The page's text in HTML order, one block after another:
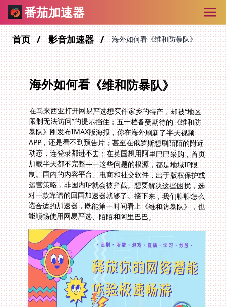
番茄加速器
首页 影音加速器 海外如何看《维和防暴队》
海外如何看《维和防暴队》
在马来西亚打开网易严选想买件家乡的特产，却被“地区
限制无法访问”的提示挡住；五一档备受期待的《维和防
暴队》刚发布IMAX版海报，你在海外刷新了半天视频
APP，还是看不到预告片；甚至在俄罗斯想刷陌陌的附近
动态，连登录都进不去；在英国想用阿里巴巴采购，首页
加载半天都不完整——这些问题的根源，都是地域IP限
制。国内的内容平台、电商和社交软件，出于版权保护或
运营策略，非国内IP就会被拦截。想要解决这些困扰，选
对一款靠谱的回国加速器就够了。接下来，我们聊聊怎么
选合适的加速器，既能第一时间看上《维和防暴队》，也
能顺畅使用网易严选、陌陌和阿里巴巴。